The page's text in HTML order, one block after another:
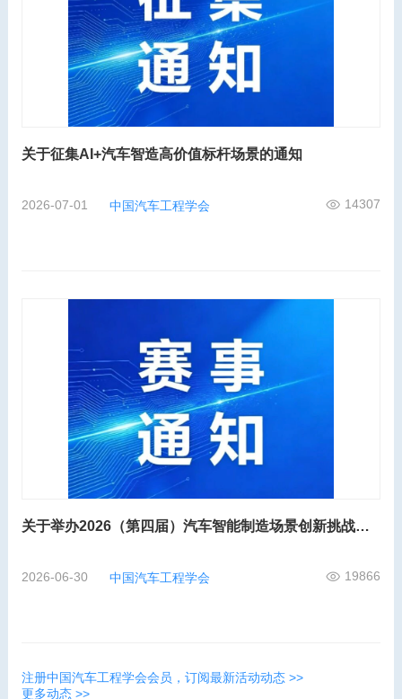
关于征集AI+汽车智造高价值标杆场景的通知
2026-07-01 中国汽车工程学会 14307
关于举办2026（第四届）汽车智能制造场景创新挑战赛的通知
2026-06-30 中国汽车工程学会 19866
注册中国汽车工程学会会员，订阅最新活动动态 >>
更多动态 >>